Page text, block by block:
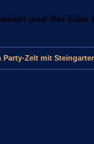
und der Elan
Party-Zelt mit